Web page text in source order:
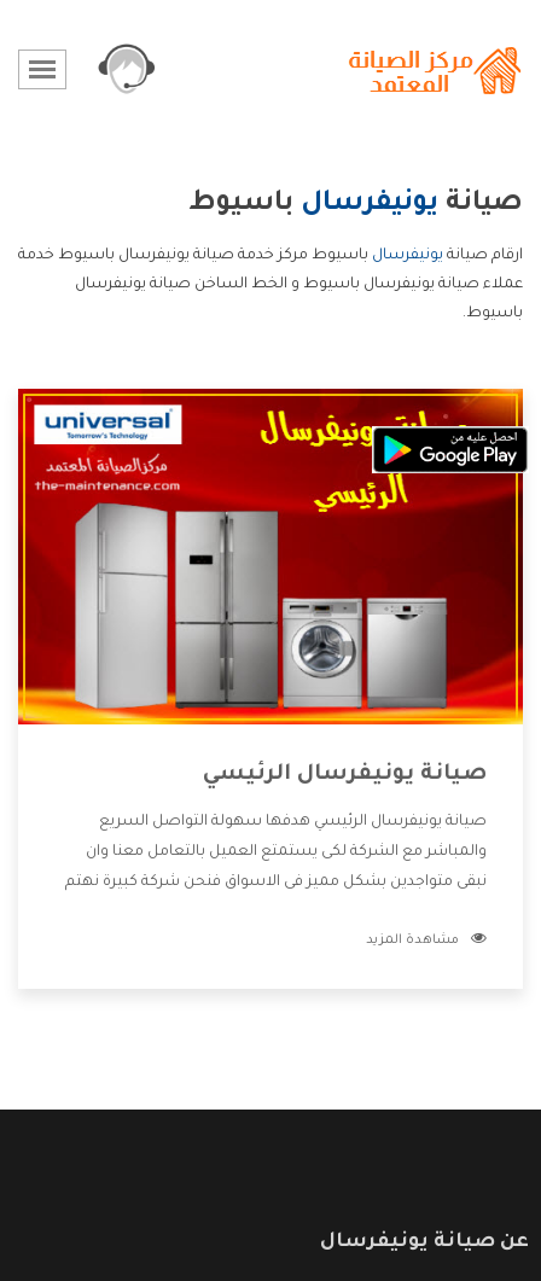
صيانة يونيفرسال باسيوط
ارقام صيانة يونيفرسال باسيوط مركز خدمة صيانة يونيفرسال باسيوط خدمة
عملاء صيانة يونيفرسال باسيوط و الخط الساخن صيانة يونيفرسال
باسيوط.
صيانة يونيفرسال الرئيسي
صيانة يونيفرسال الرئيسي هدفها سهولة التواصل السريع
والمباشر مع الشركة لكى يستمتع العميل بالتعامل معنا وان
نبقى متواجدين بشكل مميز فى الاسواق فنحن شركة كبيرة نهتم
الشركة بها والتى تكون منها خدمة الصيانة التى تكون من أهم
مشاهدة المزيد
عن صيانة يونيفرسال